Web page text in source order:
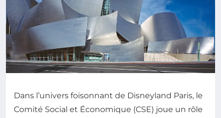
Dans l’univers foisonnant de Disneyland Paris, le
Comité Social et Économique (CSE) joue un rôle